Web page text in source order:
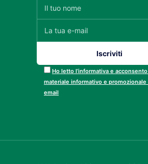
Ho letto l’informativa e
materiale informativo e promozionale
email